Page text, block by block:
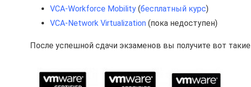
VCA-Workforce Mobility (бесплатный курс)
VCA-Network Virtualization (пока недоступен)
После успешной сдачи экзаменов вы получите вот